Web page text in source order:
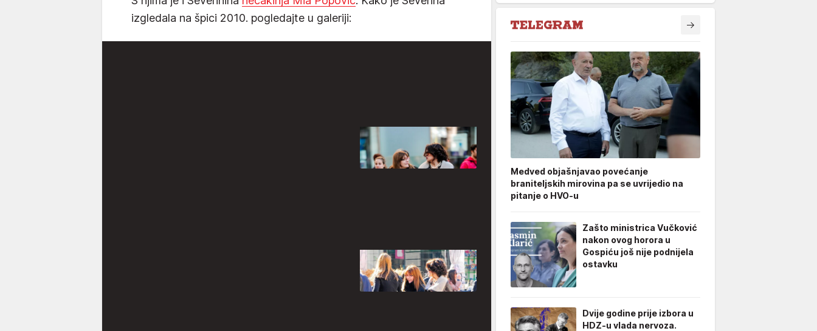
izgledala na špici 2010. pogledajte u galeriji:
Medved objašnjavao povećanje
braniteljskih mirovina pa se uvrijedio na
pitanje o HVO-u
Zašto ministrica Vučković
nakon ovog horora u
Gospiću još nije podnijela
ostavku
Dvije godine prije izbora u
HDZ-u vlada nervoza.